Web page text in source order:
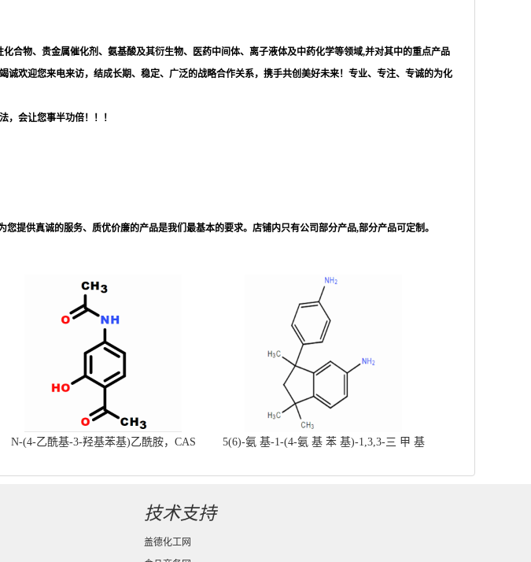
合物、贵金属催化剂、氨基酸及其衍生物、医药中间体、离子液体及中药化学等领域,并对其中的重点产品
欢迎您来电来访，结成长期、稳定、广泛的战略合作关系，携手共创美好未来！专业、专注、专诚的为化
，会让您事半功倍！！！
提供真诚的服务、质优价廉的产品是我们最基本的要求。店铺内只有公司部分产品,部分产品可定制。
N-(4-乙酰基-3-羟基苯基)乙酰胺，CAS
5(6)-氨 基-1-(4-氨 基 苯 基)-1,3,3-三 甲 基
技术支持
盖德化工网